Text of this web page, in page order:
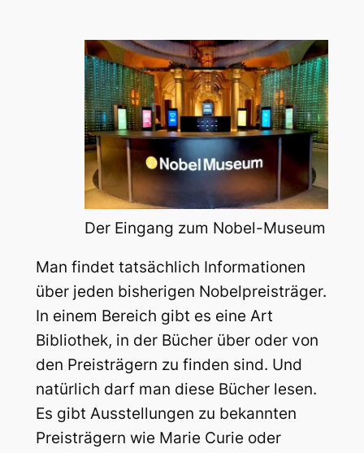
Der Eingang zum Nobel-Museum
Man findet tatsächlich Informationen
über jeden bisherigen Nobelpreisträger.
In einem Bereich gibt es eine Art
Bibliothek, in der Bücher über oder von
den Preisträgern zu finden sind. Und
natürlich darf man diese Bücher lesen.
Es gibt Ausstellungen zu bekannten
Preisträgern wie Marie Curie oder